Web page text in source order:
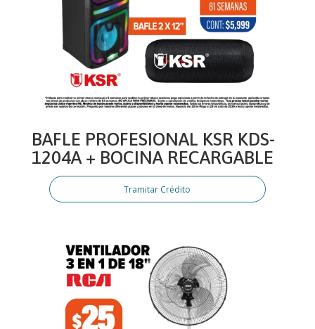
BAFLE PROFESIONAL KSR KDS-
1204A + BOCINA RECARGABLE
Tramitar Crédito